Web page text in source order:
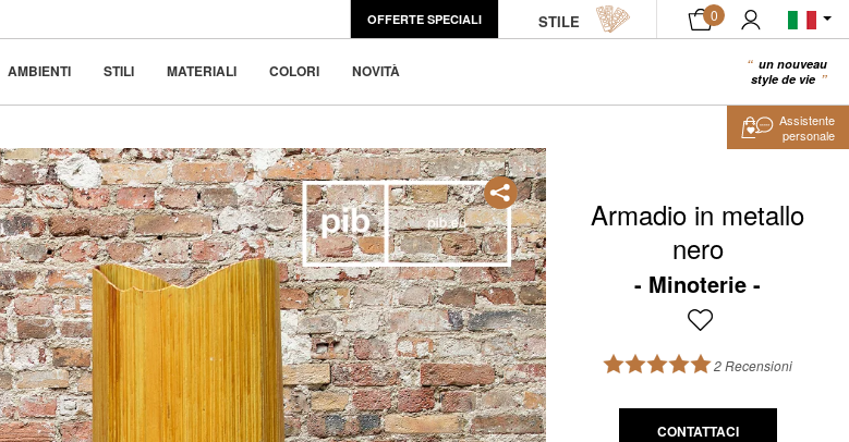
OFFERTE SPECIALI STILE 0
AMBIENTI STILI MATERIALI COLORI NOVITÀ
un nouveau
style de vie
Armadio in metallo
nero
Minoterie
2 Recensioni
CONTATTACI
Assistente
personale